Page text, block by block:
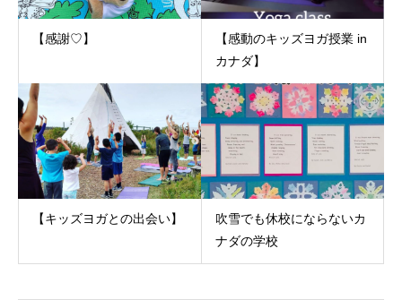
【感謝♡】
【感動のキッズヨガ授業 in
カナダ】
【キッズヨガとの出会い】
吹雪でも休校にならないカ
ナダの学校